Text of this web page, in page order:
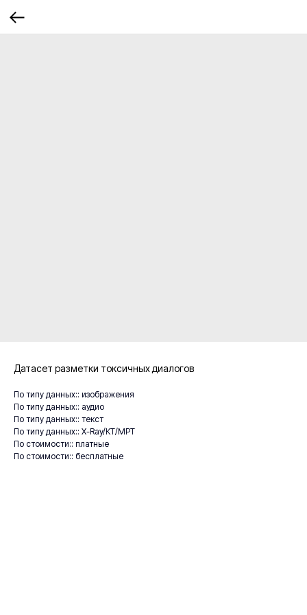
Датасет разметки токсичных диалогов
По типу данных:: изображения
По типу данных:: аудио
По типу данных:: текст
По типу данных:: X-Ray/КТ/МРТ
По стоимости:: платные
По стоимости:: бесплатные